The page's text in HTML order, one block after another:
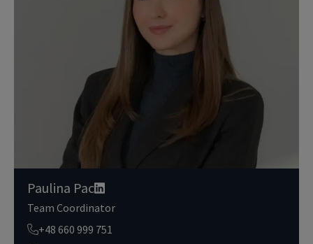
Dokładamy wszelkich starań, aby dane osobowe były bezpieczne,
zapewniamy odpowiedni poziom ich ochrony i przechowujemy je
tylko przez czas niezbędny do realizacji zapytania z uzasadnionyc
h powodów biznesowych lub prawnych. Następnie usuwamy je w s
posób bezpieczny i pewny. Aby uzyskać więcej informacji na temat
danych osobowych przetwarzanych przez JLL, prosimy zapoznać
zasadami ochrony prywatności.
Paulina Pac
Team Coordinator
+48 660 999 751